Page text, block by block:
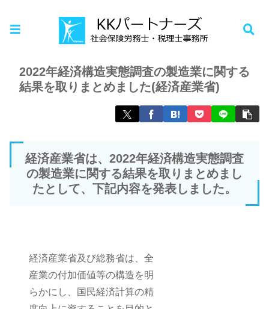
お知らせ
2022年経済構造実態調査の製造業に関する
結果を取りまとめました(経済産業省)
経済産業省は、2022年経済構造実態調査
の製造業に関する結果を取りまとめまし
たとして、下記内容を発表しました。
経済産業省及び総務省は、全
産業の付加価値等の構造を明
らかにし、国民経済計算の精